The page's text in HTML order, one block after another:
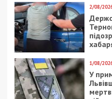
14/10/2020 - 10:00
Техногенна радіація
поруч. Хто допоможе?